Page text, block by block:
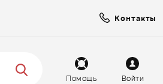
Контакты
Помощь Войти